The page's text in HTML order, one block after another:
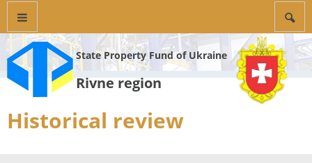
State Property Fund of Ukraine
Rivne region
Historical review